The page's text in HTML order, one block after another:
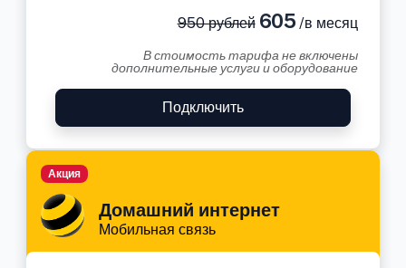
950 рублей605 /в месяц
В стоимость тарифа не включены
дополнительные услуги и оборудование
Подключить
Домашний интернет
Мобильная связь
Акция